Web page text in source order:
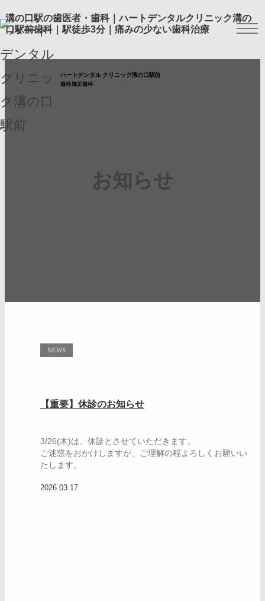
溝の口駅の歯医者・歯科｜ハートデンタルクリニック溝の
口駅前歯科｜駅徒歩3分｜痛みの少ない歯科治療
ハートデンタル クリニック溝の口駅前
歯科 矯正歯科
お知らせ
NEWS
【重要】休診のお知らせ
3/26(木)は、休診とさせていただきます。
ご迷惑をおかけしますが、ご理解の程よろしくお願いい
たします。
2026.03.17